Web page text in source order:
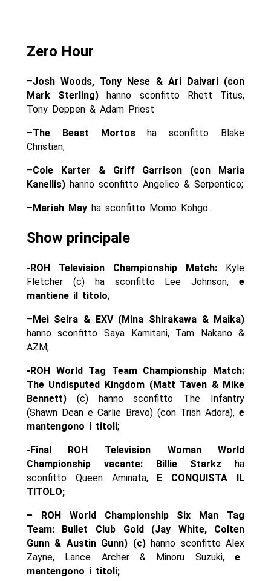
Zero Hour
–Josh Woods, Tony Nese & Ari Daivari (con
Mark Sterling) hanno sconfitto Rhett Titus,
Tony Deppen & Adam Priest
–The Beast Mortosha sconfitto Blake
Christian;
–Cole Karter & Griff Garrison (con Maria
Kanellis)hanno sconfitto Angelico & Serpentico;
– Mariah Mayha sconfitto Momo Kohgo.
Show principale
-ROH Television Championship Match: Kyle
Fletcher (c) ha sconfitto Lee Johnson,e
mantiene il titolo;
– Mei Seira & EXV (Mina Shirakawa & Maika)
hanno sconfitto Saya Kamitani, Tam Nakano &
AZM;
-ROH World Tag Team Championship Match:
The Undisputed Kingdom (Matt Taven & Mike
Bennett)(c) hanno sconfitto The Infantry
(Shawn Dean e Carlie Bravo) (con Trish Adora),e
mantengono i titoli;
-Final ROH Television Woman World
Championship vacante:
Billie Starkz ha
sconfitto Queen Aminata,E CONQUISTA IL
TITOLO;
– ROH World Championship Six Man Tag
Team: Bullet Club Gold (Jay White, Colten
Gunn & Austin Gunn) (c)hanno sconfitto Alex
Zayne, Lance Archer & Minoru Suzuki,e
mantengono i titoli;